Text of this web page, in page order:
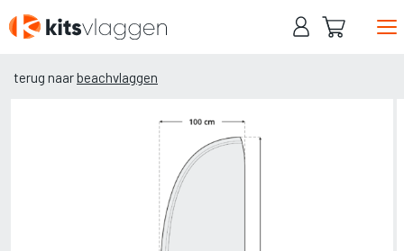
hoofdinhoud
Home
terug naarbeachvlaggen